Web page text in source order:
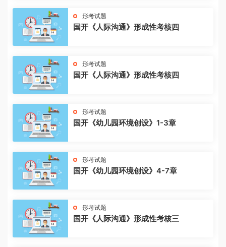
形考试题
国开《人际沟通》形成性考核四
形考试题
国开《人际沟通》形成性考核四
形考试题
国开《幼儿园环境创设》1-3章
形考试题
国开《幼儿园环境创设》4-7章
形考试题
国开《人际沟通》形成性考核三